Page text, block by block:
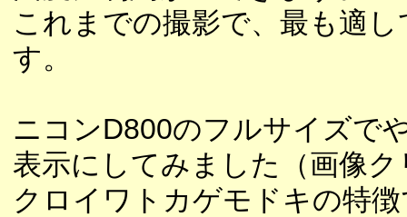
これまでの撮影で、最も適
す。
ニコンD800のフルサイズで
表示にしてみました（画像
クロイワトカゲモドキの特